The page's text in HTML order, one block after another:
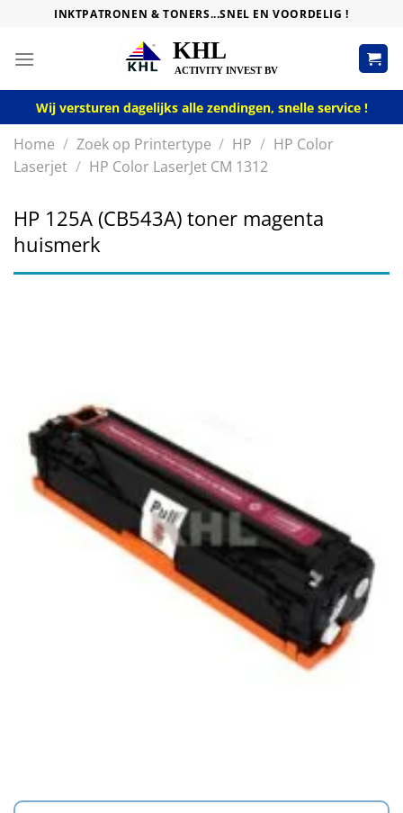
content
INKTPATRONEN & TONERS...SNEL EN VOORDELIG !
Wij versturen dagelijks alle zendingen, snelle service !
Home / Zoek op Printertype / HP / HP Color
Laserjet / HP Color LaserJet CM 1312
HP 125A (CB543A) toner magenta
huismerk